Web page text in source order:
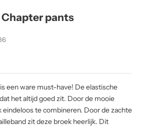
Chapter pants
een ware must-have! De elastische
het altijd goed zit. Door de mooie
eindeloos te combineren. Door de zachte
zit deze broek heerlijk. Dit